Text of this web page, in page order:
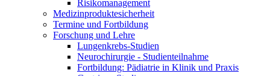
Risikomanagement
Medizinproduktesicherheit
Termine und Fortbildung
Forschung und Lehre
Lungenkrebs-Studien
Neurochirurgie - Studienteilnahme
Fortbildung: Pädiatrie in Klinik und Praxis